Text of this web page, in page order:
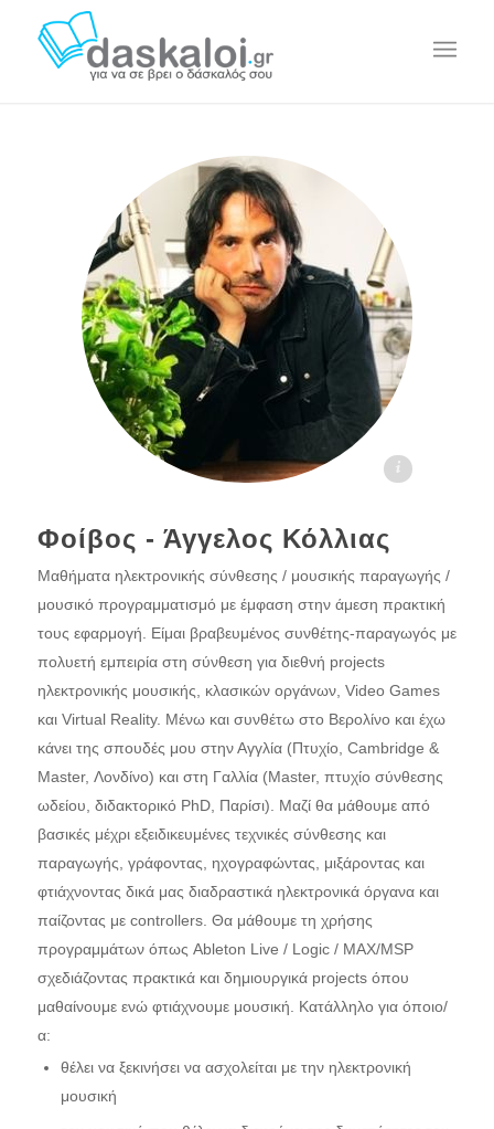
Φοίβος Α. Κόλλιας - daskaloi.gr
Φοίβος - Άγγελος Κόλλιας
Μαθήματα ηλεκτρονικής σύνθεσης / μουσικής παραγωγής /
μουσικό προγραμματισμό με έμφαση στην άμεση πρακτική
τους εφαρμογή. Είμαι βραβευμένος συνθέτης-παραγωγός με
πολυετή εμπειρία στη σύνθεση για διεθνή projects
ηλεκτρονικής μουσικής, κλασικών οργάνων, Video Games
και Virtual Reality. Μένω και συνθέτω στο Βερολίνο και έχω
κάνει της σπουδές μου στην Αγγλία (Πτυχίο, Cambridge &
Master, Λονδίνο) και στη Γαλλία (Master, πτυχίο σύνθεσης
ωδείου, διδακτορικό PhD, Παρίσι). Μαζί θα μάθουμε από
βασικές μέχρι εξειδικευμένες τεχνικές σύνθεσης και
παραγωγής, γράφοντας, ηχογραφώντας, μιξάρoντας και
φτιάχνοντας δικά μας διαδραστικά ηλεκτρονικά όργανα και
παίζοντας με controllers. Θα μάθουμε τη χρήσης
προγραμμάτων όπως Ableton Live / Logic / MAX/MSP
σχεδιάζοντας πρακτικά και δημιουργικά projects όπου
μαθαίνουμε ενώ φτιάχνουμε μουσική. Κατάλληλο για όποιο/
α:
θέλει να ξεκινήσει να ασχολείται με την ηλεκτρονική
μουσική